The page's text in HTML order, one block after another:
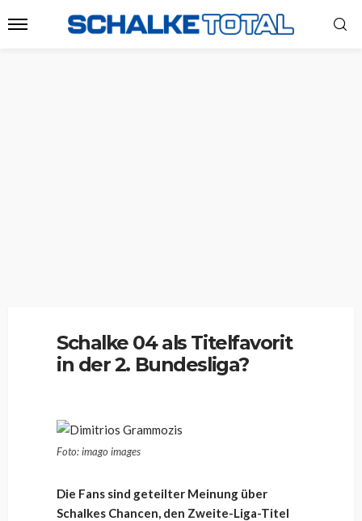
Schalke 04 als Titelfavorit
in der 2. Bundesliga?
Foto: imago images
Die Fans sind geteilter Meinung über
Schalkes Chancen, den Zweite-Liga-Titel